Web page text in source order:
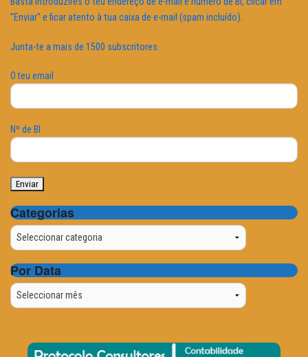
"Enviar" e ficar atento à tua caixa de e-mail (spam incluído).
Junta-te a mais de 1500 subscritores.
O teu email
Nº de BI
Categorias
Categorias
Por Data
Por
Data